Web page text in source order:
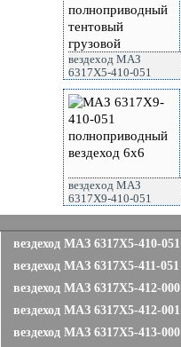
вездеход МАЗ
6317X5-410-051
вездеход МАЗ
6317X9-410-051
вездеход МАЗ 6317X5-410-051
вездеход МАЗ 6317X5-411-051
вездеход МАЗ 6317X5-412-000
вездеход МАЗ 6317X5-412-001
вездеход МАЗ 6317X5-413-000